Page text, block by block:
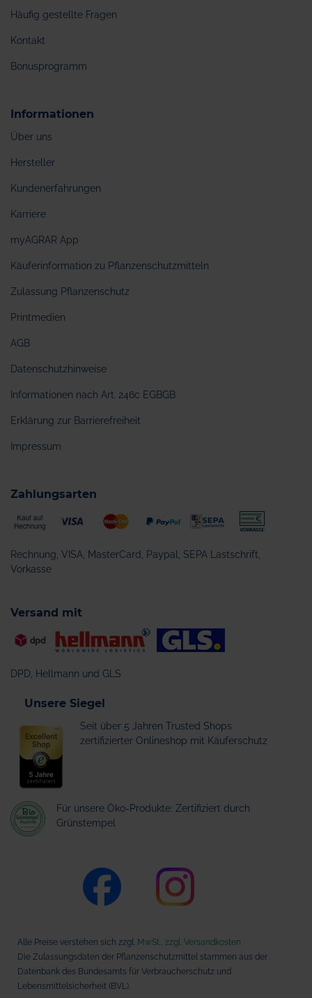
Häufig gestellte Fragen
Kontakt
Bonusprogramm
Informationen
Über uns
Hersteller
Kundenerfahrungen
Karriere
myAGRAR App
Käuferinformation zu Pflanzenschutzmitteln
Zulassung Pflanzenschutz
Printmedien
AGB
Datenschutzhinweise
Informationen nach Art. 246c EGBGB
Erklärung zur Barrierefreiheit
Impressum
Zahlungsarten
Rechnung, VISA, MasterCard, Paypal, SEPA Lastschrift,
Vorkasse
Versand mit
DPD, Hellmann und GLS
Unsere Siegel
Seit über 5 Jahren Trusted Shops
zertifizierter Onlineshop mit Käuferschutz
Für unsere Öko-Produkte: Zertifiziert durch
Grünstempel
Alle Preise verstehen sich zzgl. MwSt., zzgl. Versandkosten
Die Zulassungsdaten der Pflanzenschutzmittel stammen aus der
Datenbank des Bundesamts für Verbraucherschutz und
Lebensmittelsicherheit (BVL).